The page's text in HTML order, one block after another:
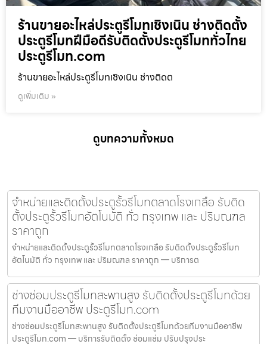
ร้านขายอะไหล่ประตูรีโมทเชิงเนิน ช่างติดตั้ง
ประตูรีโมทฝีมือดีรับติดตั้งประตูรีโมททั่วไทย
ประตูรีโมท.com
ร้านขายอะไหล่ประตูรีโมทเชิงเนิน ช่างติดต
ดูเพิ่มเติม »
ดูบทความทั้งหมด
จำหน่ายและติดตั้งประตูรั้วรีโมทตลาดโรงเกลือ รับติด
ตั้งประตูรั้วรีโมทอัตโนมัติ ทั่ว กรุงเทพ และ ปริมณฑล
ราคาถูก
จำหน่ายและติดตั้งประตูรั้วรีโมทตลาดโรงเกลือ รับติดตั้งประตูรั้วรีโมท
อัตโนมัติ ทั่ว กรุงเทพ และ ปริมณฑล ราคาถูก — บริการต
ช่างซ่อมประตูรีโมทสะพานสูง รับติดตั้งประตูรีโมทด้วย
ทีมงานมืออาชีพ ประตูรีโมท.com
ช่างซ่อมประตูรีโมทสะพานสูง รับติดตั้งประตูรีโมทด้วยทีมงานมืออาชีพ
ประตูรีโมท.com — บริการรับติดตั้ง ซ่อมแซ่ม ปรับปรุงประ